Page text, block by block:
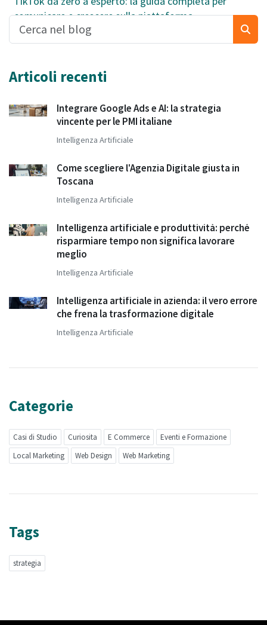
comunicare e crescere sulla piattaforma
Articoli recenti
Integrare Google Ads e AI: la strategia
vincente per le PMI italiane
Intelligenza Artificiale
Come scegliere l'Agenzia Digitale giusta in
Toscana
Intelligenza Artificiale
Intelligenza artificiale e produttività: perché
risparmiare tempo non significa lavorare
meglio
Intelligenza Artificiale
Intelligenza artificiale in azienda: il vero errore
che frena la trasformazione digitale
Intelligenza Artificiale
Categorie
Casi di Studio Curiosita E Commerce
Eventi e Formazione
Local Marketing
Web Design Web Marketing
Tags
strategia